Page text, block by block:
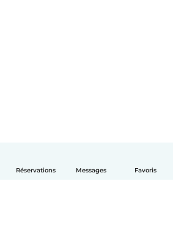
Réservations Messages Favoris